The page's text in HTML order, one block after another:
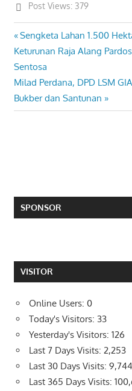
Post Views: 379
Post
navigation
Previous
Post:
Sengketa Lahan 1.500
Keturunan Raja Alang
Sentosa
Next
Post:
Milad Perdana, DPD LSM
Bukber dan Santunan
SPONSOR
VISITOR
Online Users: 0
Today's Visitors: 33
Yesterday's Visitors: 126
Last 7 Days Visits: 2,253
Last 30 Days Visits: 9,744
Last 365 Days Visits: